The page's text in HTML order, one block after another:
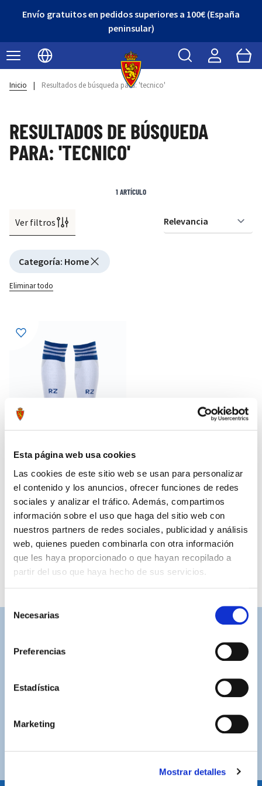
Esta página web usa cookies
Las cookies de este sitio web se usan para personalizar
el contenido y los anuncios, ofrecer funciones de redes
sociales y analizar el tráfico. Además, compartimos
información sobre el uso que haga del sitio web con
nuestros partners de redes sociales, publicidad y análisis
web, quienes pueden combinarla con otra información
que les haya proporcionado o que hayan recopilado a
partir del uso que haya hecho de sus servicios.
Necesarias
Preferencias
Estadística
Marketing
Mostrar detalles
Envío gratuitos en pedidos superiores a 100€ (España
peninsular)
Seleccionar idioma
Buscar Cart
Inicio | Resultados de búsqueda para: 'tecnico'
RESULTADOS DE BÚSQUEDA
PARA: 'TECNICO'
Ver filtros
Active filtering
Categoría: Home
Eliminar todo
1ARTÍCULO
MEDIAS HOME 24/25
12,60 €
18,00 €
Contacta con nosotros para solucionar cualquier duda.
Por compras superiores a 100€ (España peninsular)
COMPRAS SEGURAS
Plataforma de pago segura a través de tarjeta o
PayPal.